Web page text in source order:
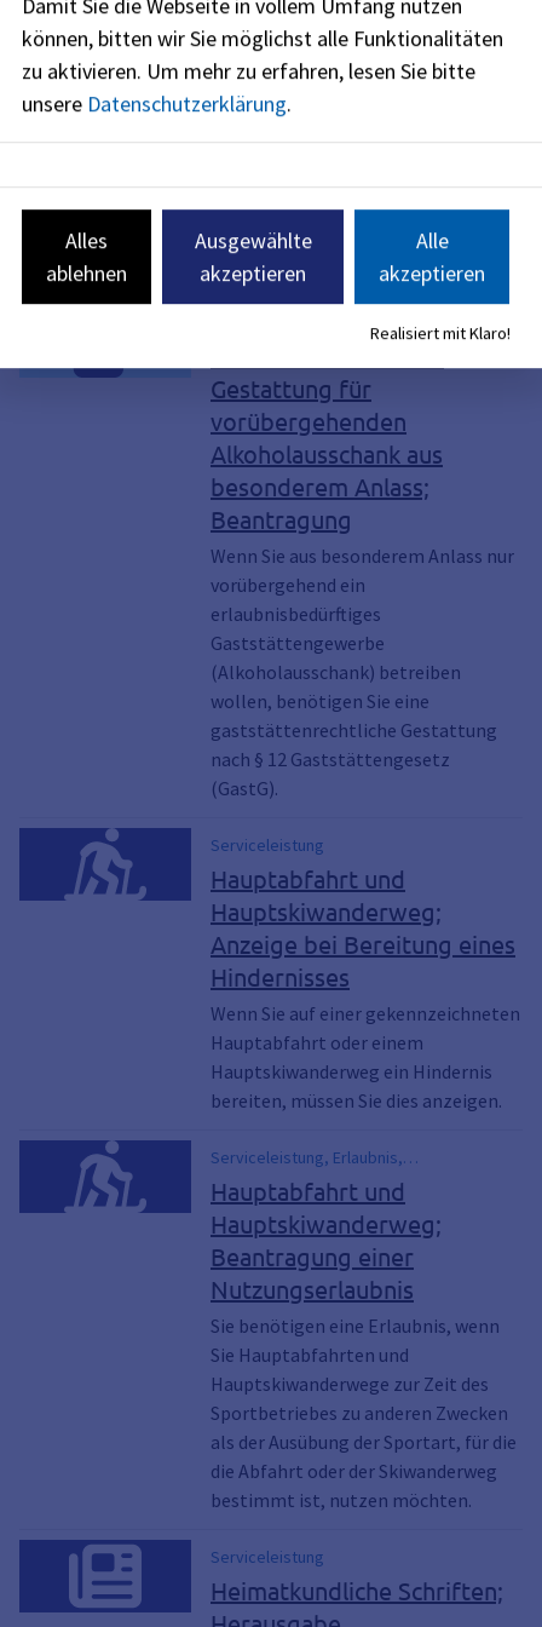
Feuerwehrdienst
In Bayern kümmern sich rund 320.000
ehrenamtliche Feuerwehrleute bei ca.
7.500 Freiwilligen Feuerwehren in den
bayerischen Städten und Gemeinden
roten Hahn kämpfen auch sieben
Berufsfeuerwehren und über 200
Werk- und Betriebsfeuerwehren.
Serviceleistung, Online-Dienst,
Anlassgastronomie, Führungszeugnis,
Gaststättenrechtliche Gestattung,
Gestattung,
Gewerbezentralregisterauszug,
Vorübergehende Gaststättenerlaubnis,
Gestattung, Alkoholausschank, Ausschank,
Schankerlaubnis, Sperrzeitverkürzung
Gestattung für
vorübergehenden
Alkoholausschank aus
besonderem Anlass;
Beantragung
Wenn Sie aus besonderem Anlass nur
vorübergehend ein
erlaubnisbedürftiges
Gaststättengewerbe
(Alkoholausschank) betreiben
wollen, benötigen Sie eine
gaststättenrechtliche Gestattung
nach § 12 Gaststättengesetz
(GastG).
Serviceleistung
Hauptabfahrt und
Hauptskiwanderweg;
Anzeige bei Bereitung eines
Hindernisses
Wenn Sie auf einer gekennzeichneten
Hauptabfahrt oder einem
Hauptskiwanderweg ein Hindernis
bereiten, müssen Sie dies anzeigen.
Serviceleistung, Erlaubnis,
forstwirtschaftlich, Hauptabfahrt,
Hauptskiwanderweg, landwirtschaftlich,
Pistenpflege, Rodeln, Schneefahrzeug,
Skibobfahren, Skifahren
Hauptabfahrt und
Hauptskiwanderweg;
Beantragung einer
Nutzungserlaubnis
Sie benötigen eine Erlaubnis, wenn
Sie Hauptabfahrten und
Hauptskiwanderwege zur Zeit des
Sportbetriebes zu anderen Zwecken
als der Ausübung der Sportart, für die
die Abfahrt oder der Skiwanderweg
bestimmt ist, nutzen möchten.
Serviceleistung
Heimatkundliche Schriften;
können, bitten wir Sie möglichst alle Funktionalitäten
zu aktivieren. Um mehr zu erfahren, lesen Sie bitte
unsere Datenschutzerklärung.
Alles
ablehnen
Ausgewählte
akzeptieren
Alle
akzeptieren
Realisiert mit Klaro!